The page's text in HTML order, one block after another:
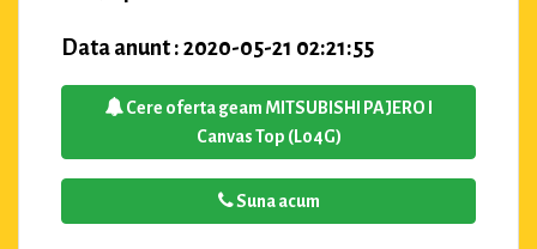
Data anunt : 2020-05-21 02:21:55
Cere oferta geam MITSUBISHI PAJERO I
Canvas Top (L04G)
Suna acum